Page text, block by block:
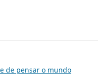
de pensar o mundo